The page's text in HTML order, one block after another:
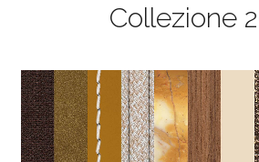
Collezione